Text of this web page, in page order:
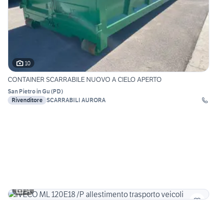
10
CONTAINER SCARRABILE NUOVO A CIELO APERTO
San Pietro in Gu(PD)
Rivenditore SCARRABILI AURORA
14